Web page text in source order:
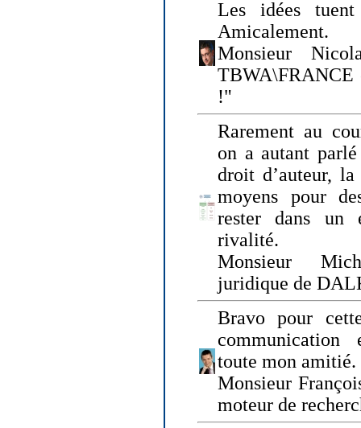
Les idées
Amicalement.
Monsieur
TBWA\FRANCE
!"
Rarement au
on a autant
droit d’auteur,
moyens pour
rester dans un
rivalité.
Monsieur
juridique de
Bravo pour
communication
toute mon amitié.
Monsieur
moteur de